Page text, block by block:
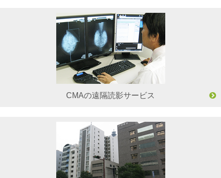
CMAの遠隔読影サービス